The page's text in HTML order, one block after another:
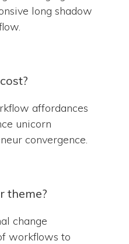
long shadow
affordances
unicorn
convergence.
theme?
change
workflows to